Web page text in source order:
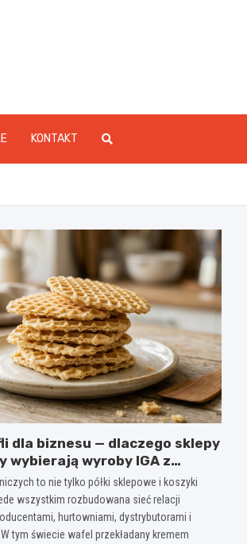
KONTAKT
dla biznesu — dlaczego sklepy
wybierają wyroby IGA z
to nie tylko półki sklepowe i koszyki
wszystkim rozbudowana sieć relacji
hurtowniami, dystrybutorami i
tym świecie wafel przekładany kremem